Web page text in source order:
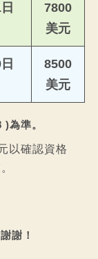
7800
美元
8500
美元
為準。
以確認資格
謝！